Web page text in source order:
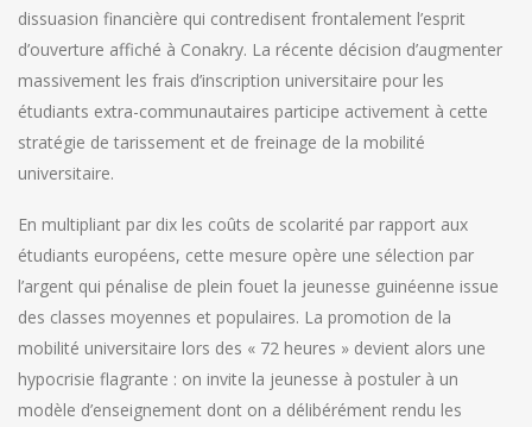
dissuasion financière qui contredisent frontalement l’esprit
d’ouverture affiché à Conakry. La récente décision d’augmenter
massivement les frais d’inscription universitaire pour les
étudiants extra-communautaires participe activement à cette
stratégie de tarissement et de freinage de la mobilité
universitaire.
En multipliant par dix les coûts de scolarité par rapport aux
étudiants européens, cette mesure opère une sélection par
l’argent qui pénalise de plein fouet la jeunesse guinéenne issue
des classes moyennes et populaires. La promotion de la
mobilité universitaire lors des « 72 heures » devient alors une
hypocrisie flagrante : on invite la jeunesse à postuler à un
modèle d’enseignement dont on a délibérément rendu les